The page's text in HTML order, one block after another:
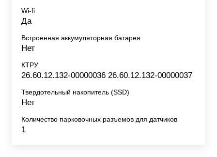
Wi-fi
Да
Встроенная аккумуляторная батарея
Нет
КТРУ
26.60.12.132-00000036 26.60.12.132-00000037
Твердотельный накопитель (SSD)
Нет
Количество парковочных разъемов для датчиков
1